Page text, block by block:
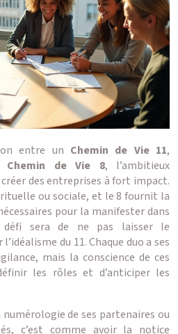
entre un Chemin de Vie 11,
Chemin de Vie 8, l’ambitieux
des entreprises à fort impact.
ou sociale, et le 8 fournit la
pour la manifester dans
sera de ne pas laisser le
du 11. Chaque duo a ses
mais la conscience de ces
les rôles et d’anticiper les
de ses partenaires ou
c’est comme avoir la notice